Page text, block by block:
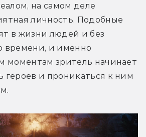
на самом деле
личность. Подобные
в жизни людей и без
времени, и именно
моментам зритель начинает
героев и проникаться к ним